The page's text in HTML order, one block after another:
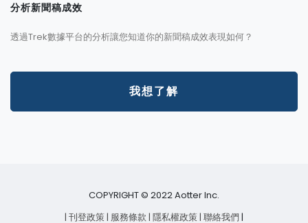
分析新聞稿成效
透過Trek數據平台的分析讓您知道你的新聞稿成效表現如何？
我想了解
COPYRIGHT © 2022 Aotter Inc.
| 刊登政策 | 服務條款 | 隱私權政策 | 聯絡我們 |